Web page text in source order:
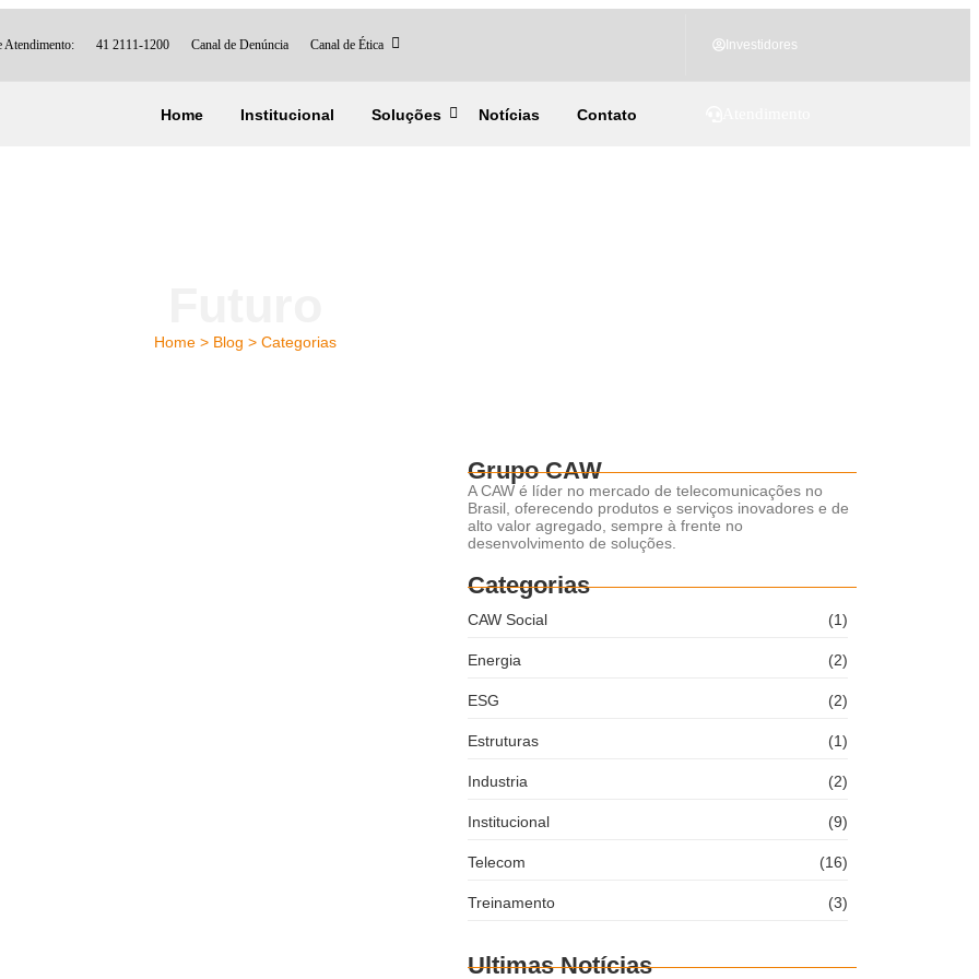
Atendimento: 41 2111-1200 Canal de Denúncia Canal de Ética Investidores
Home Institucional Soluções Notícias Contato
Home > Blog > Categorias
Grupo CAW
A CAW é líder no mercado de telecomunicações no
Brasil, oferecendo produtos e serviços inovadores e de
alto valor agregado, sempre à frente no
desenvolvimento de soluções.
Categorias
CAW Social (1)
Energia (2)
ESG (2)
Estruturas (1)
Industria (2)
Institucional (9)
Telecom (16)
Treinamento (3)
Ultimas Notícias